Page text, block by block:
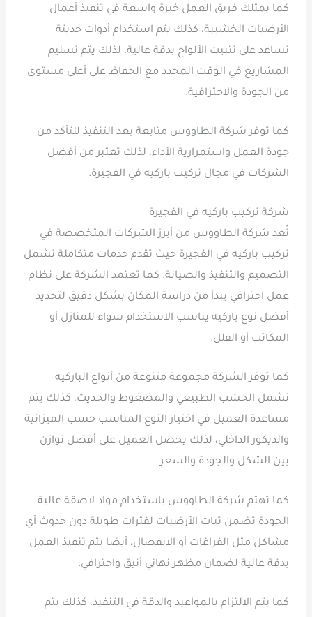
كما يمتلك فريق العمل خبرة واسعة في تنفيذ أعمال
الأرضيات الخشبية، كذلك يتم استخدام أدوات حديثة
تساعد على تثبيت الألواح بدقة عالية، لذلك يتم تسليم
المشاريع في الوقت المحدد مع الحفاظ على أعلى مستوى
من الجودة والاحترافية.
كما توفر شركة الطاووس متابعة بعد التنفيذ للتأكد من
جودة العمل واستمرارية الأداء، لذلك تعتبر من أفضل
الشركات في مجال تركيب باركيه في الفجيرة.
شركة تركيب باركيه في الفجيرة
تُعد شركة الطاووس من أبرز الشركات المتخصصة في
تركيب باركيه في الفجيرة حيث تقدم خدمات متكاملة تشمل
التصميم والتنفيذ والصيانة. كما تعتمد الشركة على نظام
عمل احترافي يبدأ من دراسة المكان بشكل دقيق لتحديد
أفضل نوع باركيه يناسب الاستخدام سواء للمنازل أو
المكاتب أو الفلل.
كما توفر الشركة مجموعة متنوعة من أنواع الباركيه
تشمل الخشب الطبيعي والمضغوط والحديث، كذلك يتم
مساعدة العميل في اختيار النوع المناسب حسب الميزانية
والديكور الداخلي، لذلك يحصل العميل على أفضل توازن
بين الشكل والجودة والسعر.
كما تهتم شركة الطاووس باستخدام مواد لاصقة عالية
الجودة تضمن ثبات الأرضيات لفترات طويلة دون حدوث أي
مشاكل مثل الفراغات أو الانفصال، أيضا يتم تنفيذ العمل
بدقة عالية لضمان مظهر نهائي أنيق واحترافي.
كما يتم الالتزام بالمواعيد والدقة في التنفيذ، كذلك يتم